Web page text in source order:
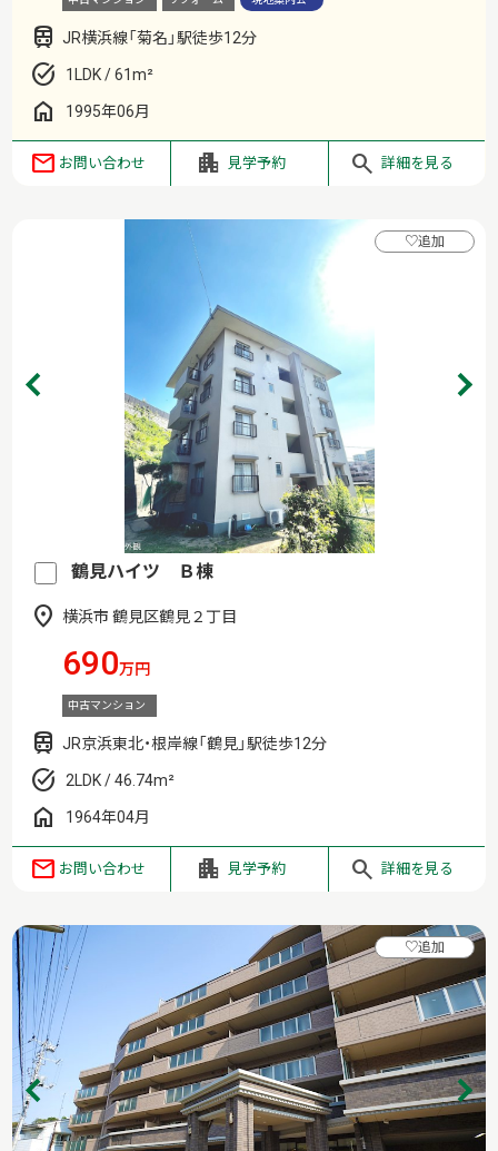
JR横浜線「菊名」駅徒歩12分
1LDK / 61m²
1995年06月
お問い合わせ 見学予約 詳細を見る
鶴見ハイツ Ｂ棟
横浜市 鶴見区鶴見２丁目
690万円
中古マンション
JR京浜東北・根岸線「鶴見」駅徒歩12分
2LDK / 46.74m²
1964年04月
♡追加
お問い合わせ 見学予約 詳細を見る
♡追加